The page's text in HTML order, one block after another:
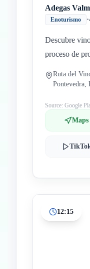
Adegas
Enoturismo •
Descubre
proceso de
Ruta del
Pontevedra,
Source: Google
Maps
12:15